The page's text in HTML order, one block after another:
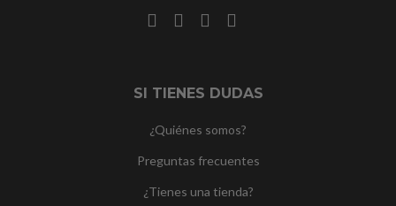
SI TIENES DUDAS
¿Quiénes somos?
Preguntas frecuentes
¿Tienes una tienda?